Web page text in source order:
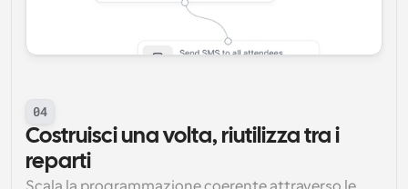
04
Costruisci una volta, riutilizza tra i
reparti